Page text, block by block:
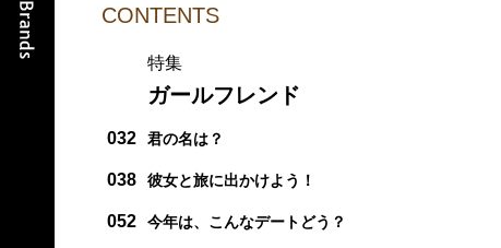
CONTENTS
特集
ガールフレンド
032 君の名は？
038 彼女と旅に出かけよう！
052 今年は、こんなデートどう？